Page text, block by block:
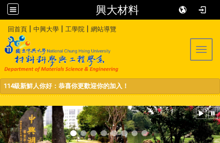
興大材料
回首頁 | 中興大學 | 工學院 | 網站導覽
114級新鮮人你好：恭喜你更歡迎你的加入！